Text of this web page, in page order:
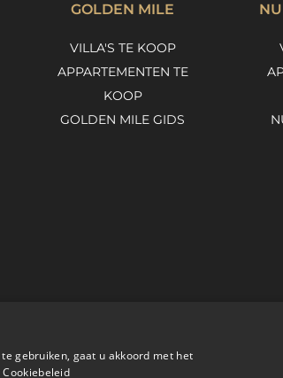
GOLDEN MILE
VILLA'S TE KOOP
APPARTEMENTEN TE
KOOP
GOLDEN MILE GIDS
gebruiken, gaat u akkoord met het